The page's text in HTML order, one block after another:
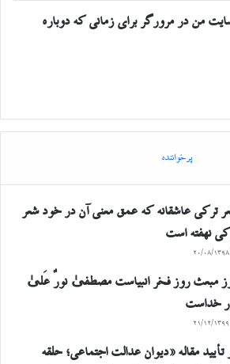
من در مرورگر برای زمانی که دوباره
پرخواننده
ترکی عاشقانه که عمق معنی آن در خود شعر
نهفته است
۲۰/۰۸/۱۳۹۸
مبعث روز فخر انبیاست مصطفیٰ نورٌ عَلیٰ
خداست
۲۱/۱۲/۱۳۹۹
تأیید مقاله «دیوان عدالت اجتماعی؛ حلقه